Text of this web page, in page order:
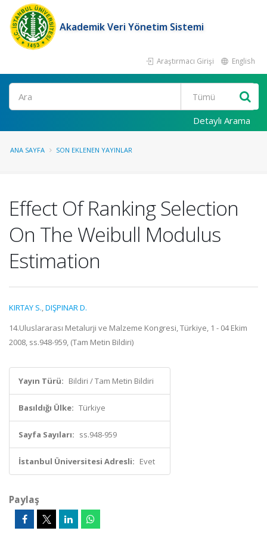
Akademik Veri Yönetim Sistemi
Araştırmacı Girişi English
Ara
Detaylı Arama
ANA SAYFA SON EKLENEN YAYINLAR
Effect Of Ranking Selection
On The Weibull Modulus
Estimation
KIRTAY S.,DIŞPINAR D.
14.Uluslararası Metalurji ve Malzeme Kongresi, Türkiye, 1 - 04 Ekim
2008, ss.948-959, (Tam Metin Bildiri)
Yayın Türü: Bildiri / Tam Metin Bildiri
Basıldığı Ülke: Türkiye
Sayfa Sayıları: ss.948-959
İstanbul Üniversitesi Adresli: Evet
Paylaş